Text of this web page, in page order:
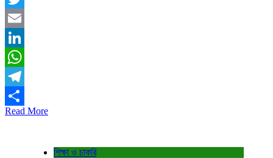
Twitter
Email
LinkedIn
WhatsApp
Telegram
Share
Read More
শিক্ষা ও চাকরি